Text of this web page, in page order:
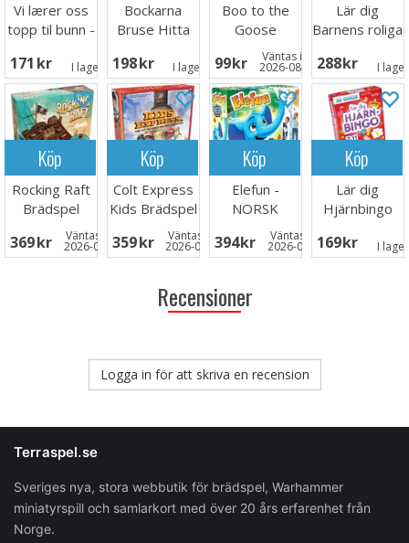
Vi lærer oss
topp til bunn -
171 SEK I lager: 6
Bockarna
Bruse Hitta
Brädspel
198 SEK I lager: 7
Boo to the
Goose
Kortspel
99 SEK Väntas in:
2026-08-15
Lär dig
Barnens roliga
288 SEK I
Köp
Rocking Raft
Brädspel
369 SEK Väntas in:
2026-09-30
Köp
Colt Express
Kids Brädspel
359 SEK Väntas in:
2026-09-30
Köp
Elefun -
NORSK
394 SEK Väntas in:
2026-09-30
Köp
Lär dig
Hjärnbingo
169 SEK I
Recensioner
Logga in för att skriva en recension
Terraspel.se
Sveriges nya, stora webbutik för brädspel, Warhammer
miniatyrspill och samlarkort med över 20 års erfarenhet från
Norge.